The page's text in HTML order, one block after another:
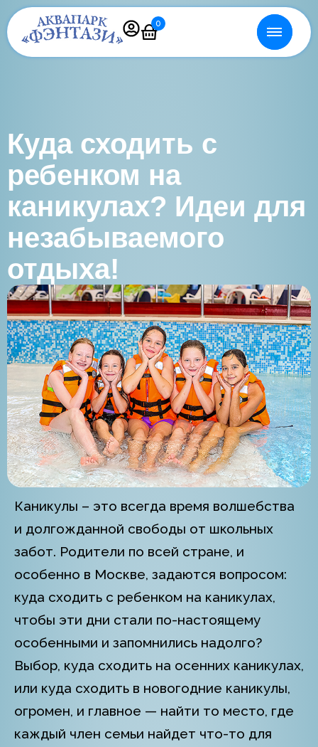
0
Куда сходить с
ребенком на
каникулах? Идеи для
незабываемого
отдыха!
Каникулы – это всегда время волшебства
и долгожданной свободы от школьных
забот. Родители по всей стране, и
особенно в Москве, задаются вопросом:
куда сходить с ребенком на каникулах,
чтобы эти дни стали по-настоящему
особенными и запомнились надолго?
Выбор, куда сходить на осенних каникулах,
или куда сходить в новогодние каникулы,
огромен, и главное — найти то место, где
каждый член семьи найдет что-то для